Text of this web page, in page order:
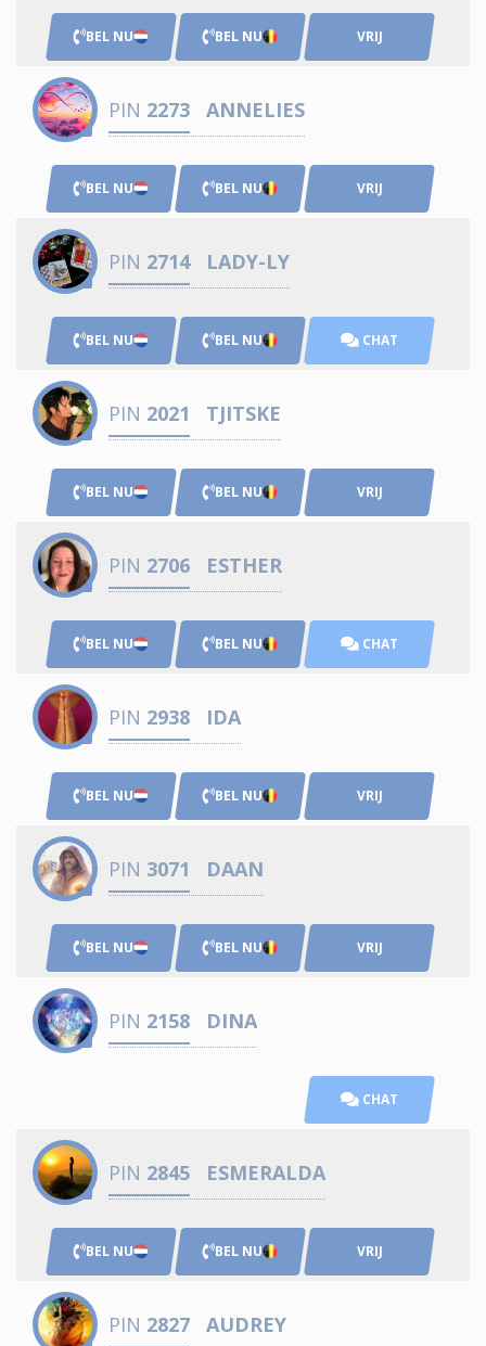
BEL NU BEL NU VRIJ
PIN 2273 ANNELIES
BEL NU BEL NU VRIJ
PIN 2714 LADY-LY
BEL NU BEL NU CHAT
PIN 2021 TJITSKE
BEL NU BEL NU VRIJ
PIN 2706 ESTHER
BEL NU BEL NU CHAT
PIN 2938 IDA
BEL NU BEL NU VRIJ
PIN 3071 DAAN
BEL NU BEL NU VRIJ
PIN 2158 DINA
CHAT
PIN 2845 ESMERALDA
BEL NU BEL NU VRIJ
PIN 2827 AUDREY